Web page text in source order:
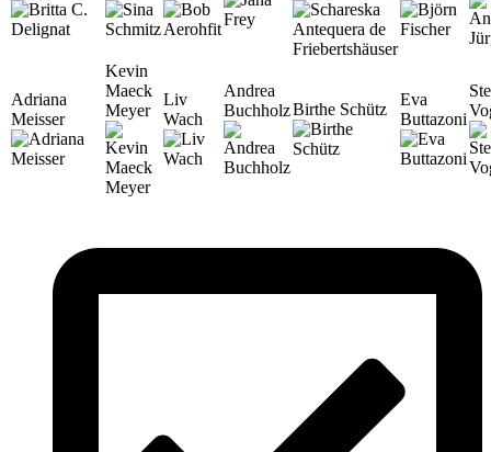
Adriana
Meisser
Kevin
Maeck
Meyer
Liv
Wach
Andrea
BuchholzBirthe Schütz
Eva
Buttazoni